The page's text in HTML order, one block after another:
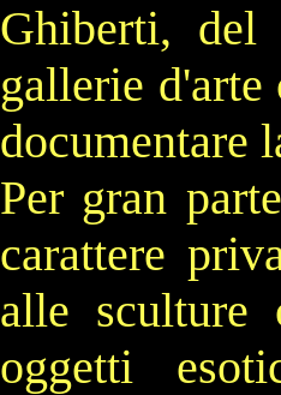
Ghiberti, del
gallerie
documentare
Per gran
carattere
alle sculture
oggetti